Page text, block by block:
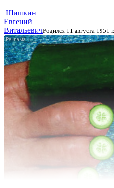
Шишкин
Евгений
ВитальевичРодился 11 августа 1951 г.